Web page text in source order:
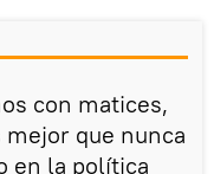
con matices,
que nunca
en la política